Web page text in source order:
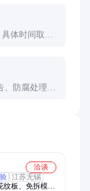
体时间取决
、防腐处理证
洽谈
江苏无锡
纹板、免拆模